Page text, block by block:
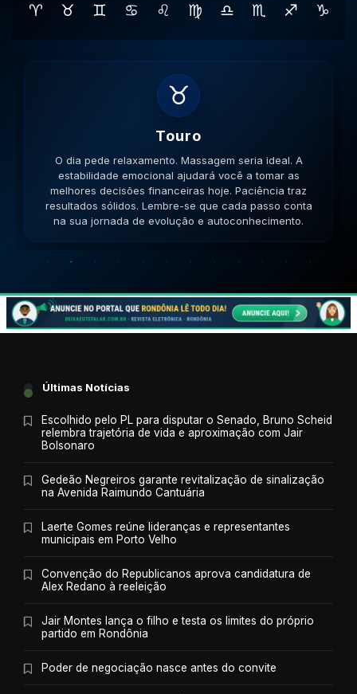
♈ ♉ ♊ ♋ ♌ ♍ ♎ ♏ ♐ ♑
♊
Gemeos
O dia pede movimento. Caminhe, corra, pedale. A
versatilidade é seu ponto forte; use-a para resolver
impasses de forma criativa. A versatilidade ajudará no
sucesso. Lembre-se que cada passo conta na sua
jornada de evolução e autoconhecimento.
Últimas Notícias
Escolhido pelo PL para disputar o Senado, Bruno Scheid
relembra trajetória de vida e aproximação com Jair
Bolsonaro
Gedeão Negreiros garante revitalização de sinalização
na Avenida Raimundo Cantuária
Laerte Gomes reúne lideranças e representantes
municipais em Porto Velho
Convenção do Republicanos aprova candidatura de
Alex Redano à reeleição
Jair Montes lança o filho e testa os limites do próprio
partido em Rondônia
Poder de negociação nasce antes do convite